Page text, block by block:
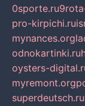
0sporte.ru
pro-kirpichi.ru
mynances.org
odnokartinki.ru
oysters-
myremont.org
superdeutsch.ru